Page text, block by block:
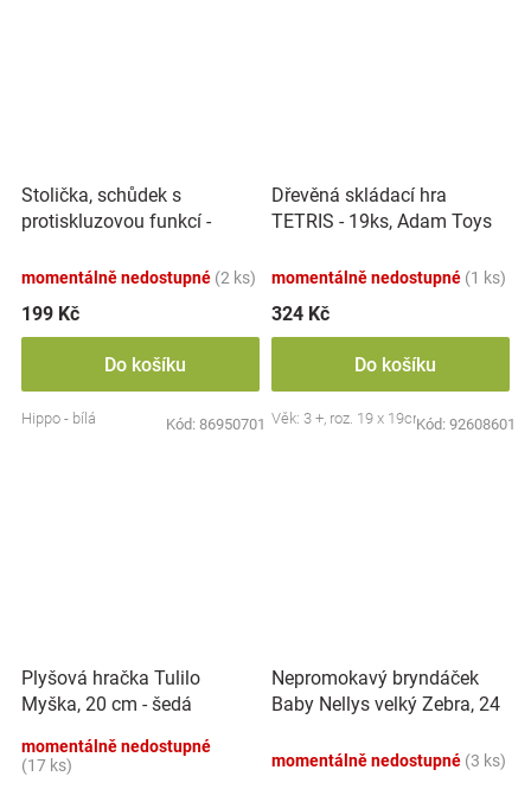
Stolička, schůdek s
protiskluzovou funkcí -
momentálně nedostupné (2 ks)
199 Kč
Do košíku
Hippo - bílá Kód: 86950701
Dřevěná skládací hra
TETRIS - 19ks, Adam Toys
momentálně nedostupné (1 ks)
324 Kč
Do košíku
Věk: 3 +, roz. 19 x 19cmKód: 92608601
Plyšová hračka Tulilo
Myška, 20 cm - šedá
momentálně nedostupné
(17 ks)
Nepromokavý bryndáček
Baby Nellys velký Zebra, 24
momentálně nedostupné (3 ks)